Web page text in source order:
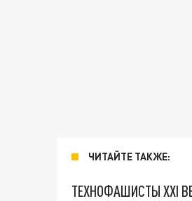
ЧИТАЙТЕ ТАКЖЕ:
ТЕХНОФАШИСТЫ XXI